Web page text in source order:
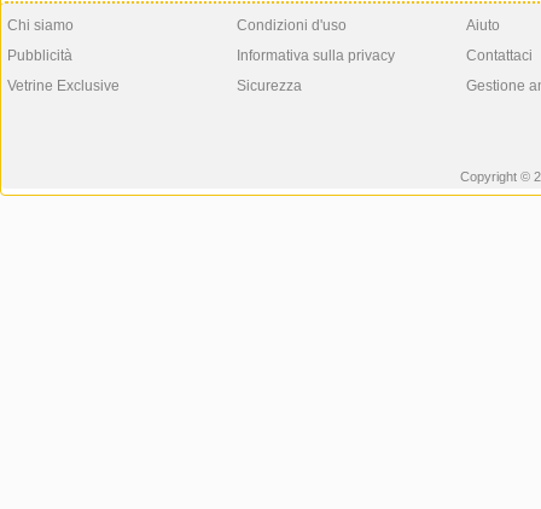
Chi siamo
Pubblicità
Vetrine Exclusive
Condizioni d'uso
Informativa sulla privacy
Sicurezza
Aiuto
Contattaci
Gestione
Copyright ©